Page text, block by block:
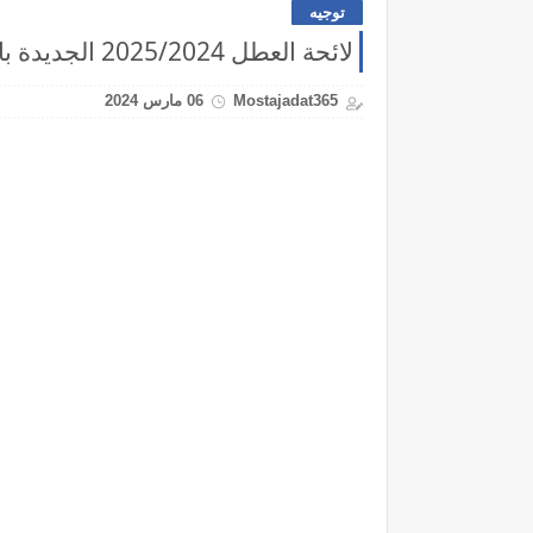
توجيه
لائحة العطل 2025/2024 الجديدة بالمغرب وفق وزارة التربية الوطنية
Mostajadat365 06 مارس 2024